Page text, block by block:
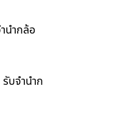
นำกล้อ
บจำนำก